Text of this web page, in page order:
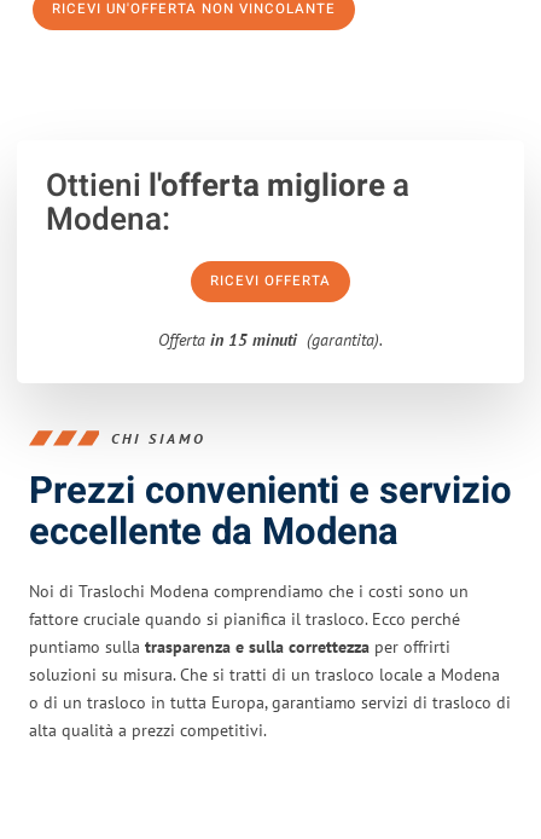
RICEVI UN'OFFERTA NON VINCOLANTE
Ottieni l'offerta migliorea
Modena:
RICEVI OFFERTA
Offerta in 15 minuti (garantita).
CHI SIAMO
Prezzi convenienti e servizio
eccellente da Modena
Noi di Traslochi Modena comprendiamo che i costi sono un
fattore cruciale quando si pianifica il trasloco. Ecco perché
puntiamo sulla trasparenza e sulla correttezza per offrirti
soluzioni su misura. Che si tratti di un trasloco locale a Modena
o di un trasloco in tutta Europa, garantiamo servizi di trasloco di
alta qualità a prezzi competitivi.